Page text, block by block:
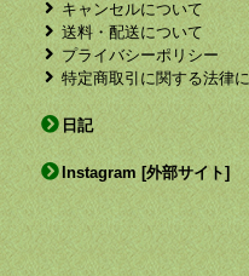
キャンセルについて
送料・配送について
プライバシーポリシー
特定商取引に関する法律
日記
Instagram [外部サイト]